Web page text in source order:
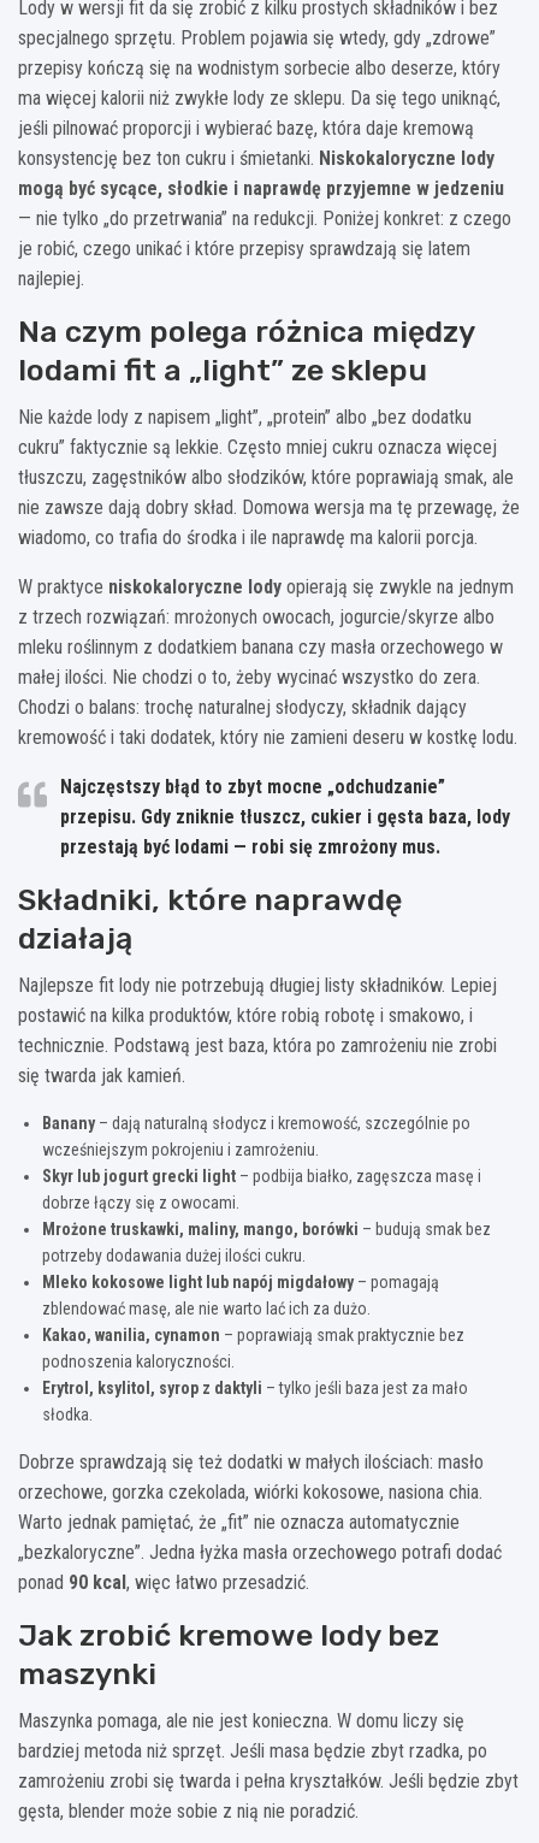
Lody w wersji fit da się zrobić z kilku prostych składników i bez
specjalnego sprzętu. Problem pojawia się wtedy, gdy „zdrowe”
przepisy kończą się na wodnistym sorbecie albo deserze, który
ma więcej kalorii niż zwykłe lody ze sklepu. Da się tego uniknąć,
jeśli pilnować proporcji i wybierać bazę, która daje kremową
konsystencję bez ton cukru i śmietanki. Niskokaloryczne lody
mogą być sycące, słodkie i naprawdę przyjemne w jedzeniu
— nie tylko „do przetrwania” na redukcji. Poniżej konkret: z czego
je robić, czego unikać i które przepisy sprawdzają się latem
najlepiej.
Na czym polega różnica między
lodami fit a „light” ze sklepu
Nie każde lody z napisem „light”, „protein” albo „bez dodatku
cukru” faktycznie są lekkie. Często mniej cukru oznacza więcej
tłuszczu, zagęstników albo słodzików, które poprawiają smak, ale
nie zawsze dają dobry skład. Domowa wersja ma tę przewagę, że
wiadomo, co trafia do środka i ile naprawdę ma kalorii porcja.
W praktyce niskokaloryczne lody opierają się zwykle na jednym
z trzech rozwiązań: mrożonych owocach, jogurcie/skyrze albo
mleku roślinnym z dodatkiem banana czy masła orzechowego w
małej ilości. Nie chodzi o to, żeby wycinać wszystko do zera.
Chodzi o balans: trochę naturalnej słodyczy, składnik dający
kremowość i taki dodatek, który nie zamieni deseru w kostkę lodu.
Najczęstszy błąd to zbyt mocne „odchudzanie”
przepisu. Gdy zniknie tłuszcz, cukier i gęsta baza, lody
przestają być lodami — robi się zmrożony mus.
Składniki, które naprawdę
działają
Najlepsze fit lody nie potrzebują długiej listy składników. Lepiej
postawić na kilka produktów, które robią robotę i smakowo, i
technicznie. Podstawą jest baza, która po zamrożeniu nie zrobi
się twarda jak kamień.
Banany– dają naturalną słodycz i kremowość, szczególnie po
wcześniejszym pokrojeniu i zamrożeniu.
Skyr lub jogurt grecki light – podbija białko, zagęszcza masę i
dobrze łączy się z owocami.
Mrożone truskawki, maliny, mango, borówki – budują smak bez
potrzeby dodawania dużej ilości cukru.
Mleko kokosowe light lub napój migdałowy– pomagają
zblendować masę, ale nie warto lać ich za dużo.
Kakao, wanilia, cynamon – poprawiają smak praktycznie bez
podnoszenia kaloryczności.
Erytrol, ksylitol, syrop z daktyli – tylko jeśli baza jest za mało
słodka.
Dobrze sprawdzają się też dodatki w małych ilościach: masło
orzechowe, gorzka czekolada, wiórki kokosowe, nasiona chia.
Warto jednak pamiętać, że „fit” nie oznacza automatycznie
„bezkaloryczne”. Jedna łyżka masła orzechowego potrafi dodać
ponad 90 kcal, więc łatwo przesadzić.
Jak zrobić kremowe lody bez
maszynki
Maszynka pomaga, ale nie jest konieczna. W domu liczy się
bardziej metoda niż sprzęt. Jeśli masa będzie zbyt rzadka, po
zamrożeniu zrobi się twarda i pełna kryształków. Jeśli będzie zbyt
gęsta, blender może sobie z nią nie poradzić.